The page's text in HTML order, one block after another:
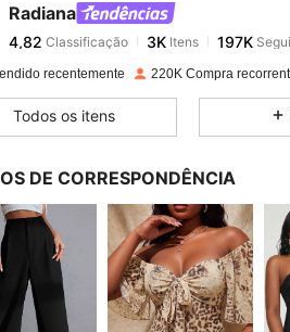
120 cm / 47.2 in, Cor: Preto, Tamanho:
Radiana
4,82Classificação 3KItens
d***9pago 1 dia atrás
4,82 3K 197K
4,82 3K 197K
recentemente 220K Compra
Todos os itens
DE CORRESPONDÊNCIA